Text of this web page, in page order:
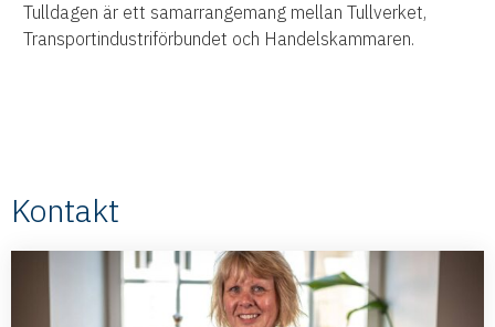
Tulldagen är ett samarrangemang mellan Tullverket,
Transportindustriförbundet och Handelskammaren.
Kontakt